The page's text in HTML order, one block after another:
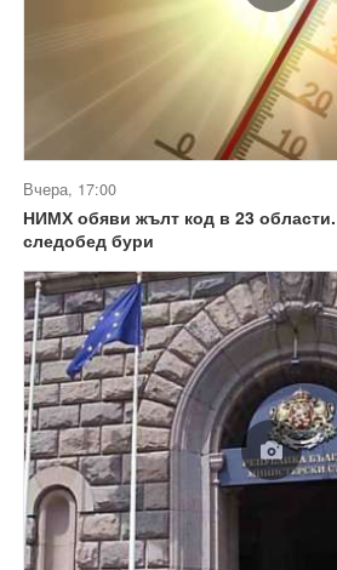
Вчера, 17:00
НИМХ обяви жълт код в 23
следобед бури